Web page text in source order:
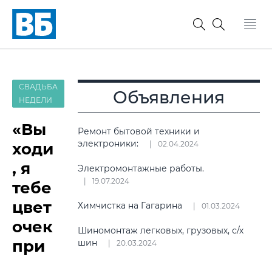
СВАДЬБА
НЕДЕЛИ
«Вы
ходи
, я
тебе
цвет
очек
при
Объявления
Ремонт бытовой техники и
электроники:
02.04.2024
Электромонтажные работы.
19.07.2024
Химчистка на Гагарина 01.03.2024
Шиномонтаж легковых, грузовых, с/х
шин
20.03.2024